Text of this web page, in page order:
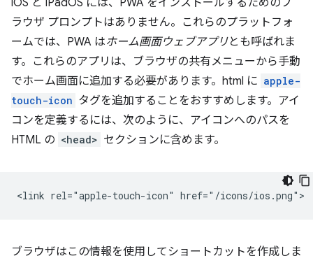
ラウザ プロンプトはありません。これらのプラットフォ
ームでは、PWA はホーム画面ウェブアプリとも呼ばれま
す。これらのアプリは、ブラウザの共有メニューから手動
でホーム画面に追加する必要があります。html に apple-
touch-icon タグを追加することをおすすめします。アイ
コンを定義するには、次のように、アイコンへのパスを
HTML の <head> セクションに含めます。
ブラウザはこの情報を使用してショートカットを作成しま